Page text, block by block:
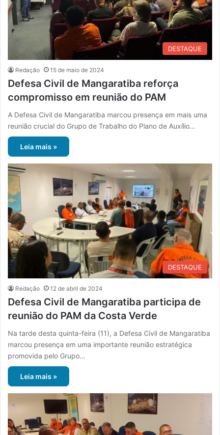
DESTAQUE
Redação 15 de maio de 2024
Defesa Civil de Mangaratiba reforça
compromisso em reunião do PAM
A Defesa Civil de Mangaratiba marcou presença em mais uma
reunião crucial do Grupo de Trabalho do Plano de Auxílio…
Leia mais »
DESTAQUE
Redação 12 de abril de 2024
Defesa Civil de Mangaratiba participa de
reunião do PAM da Costa Verde
Na tarde desta quinta-feira (11), a Defesa Civil de Mangaratiba
marcou presença em uma importante reunião estratégica
promovida pelo Grupo…
Leia mais »